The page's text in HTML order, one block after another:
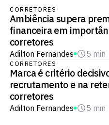
CORRETORES
Ambiência supera
financeira em
corretores
Adilton Fernandes 5 min
CORRETORES
Marca é critério
recrutamento e na
corretores
Adilton Fernandes 5 min